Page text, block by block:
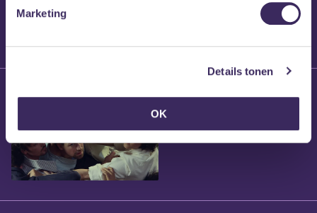
Marketing
Details tonen
OK
Brennt Vanneste
Willem’s Blog: Ão